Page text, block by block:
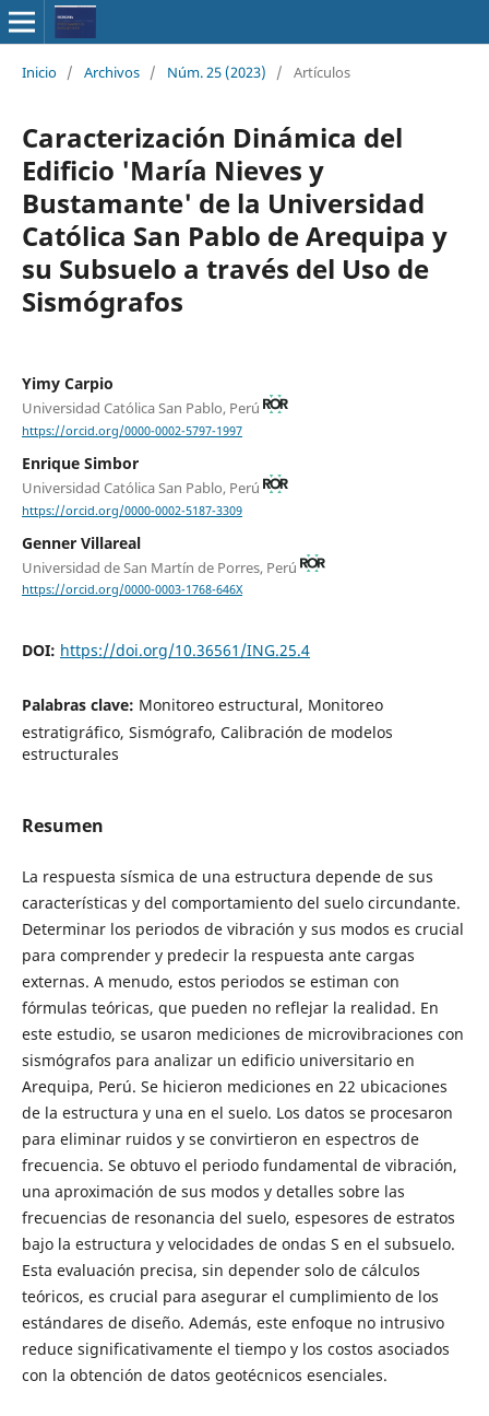
Inicio / Archivos / Núm. 25 (2023) / Artículos
Caracterización Dinámica del
Edificio 'María Nieves y
Bustamante' de la Universidad
Católica San Pablo de Arequipa y
su Subsuelo a través del Uso de
Sismógrafos
Yimy Carpio
Universidad Católica San Pablo, Perú
https://orcid.org/0000-0002-5797-1997
Enrique Simbor
Universidad Católica San Pablo, Perú
https://orcid.org/0000-0002-5187-3309
Genner Villareal
Universidad de San Martín de Porres, Perú
https://orcid.org/0000-0003-1768-646X
DOI: https://doi.org/10.36561/ING.25.4
Palabras clave: Monitoreo estructural, Monitoreo
estratigráfico, Sismógrafo, Calibración de modelos
estructurales
Resumen
La respuesta sísmica de una estructura depende de sus
características y del comportamiento del suelo circundante.
Determinar los periodos de vibración y sus modos es crucial
para comprender y predecir la respuesta ante cargas
externas. A menudo, estos periodos se estiman con
fórmulas teóricas, que pueden no reflejar la realidad. En
este estudio, se usaron mediciones de microvibraciones con
sismógrafos para analizar un edificio universitario en
Arequipa, Perú. Se hicieron mediciones en 22 ubicaciones
de la estructura y una en el suelo. Los datos se procesaron
para eliminar ruidos y se convirtieron en espectros de
frecuencia. Se obtuvo el periodo fundamental de vibración,
una aproximación de sus modos y detalles sobre las
frecuencias de resonancia del suelo, espesores de estratos
bajo la estructura y velocidades de ondas S en el subsuelo.
Esta evaluación precisa, sin depender solo de cálculos
teóricos, es crucial para asegurar el cumplimiento de los
estándares de diseño. Además, este enfoque no intrusivo
reduce significativamente el tiempo y los costos asociados
con la obtención de datos geotécnicos esenciales.